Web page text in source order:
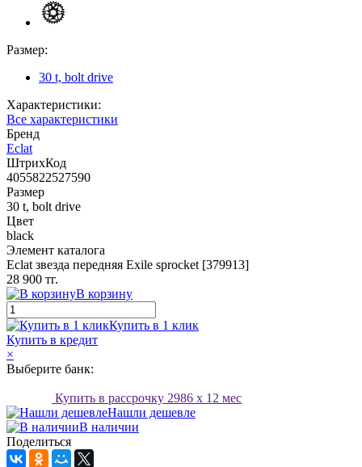
Размер:
30 t, bolt drive
Характеристики:
Все характеристики
Бренд
Eclat
ШтрихКод
4055822527590
Размер
30 t, bolt drive
Цвет
black
Элемент каталога
Eclat звезда передняя Exile sprocket [379913]
28 900 тг.
В корзину
Купить в 1 клик
Купить в кредит
×
Выберите банк:
Купить в рассрочку 2986 x 12 мес
Нашли дешевле
В наличии
Поделиться